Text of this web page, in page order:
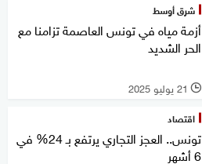
شرق أوسط
أزمة مياه في تونس العاصمة تزامنا مع
الحر الشديد
l 21 يوليو 2025
اقتصاد
تونس.. العجز التجاري يرتفع بـ 24% في
6 أشهر